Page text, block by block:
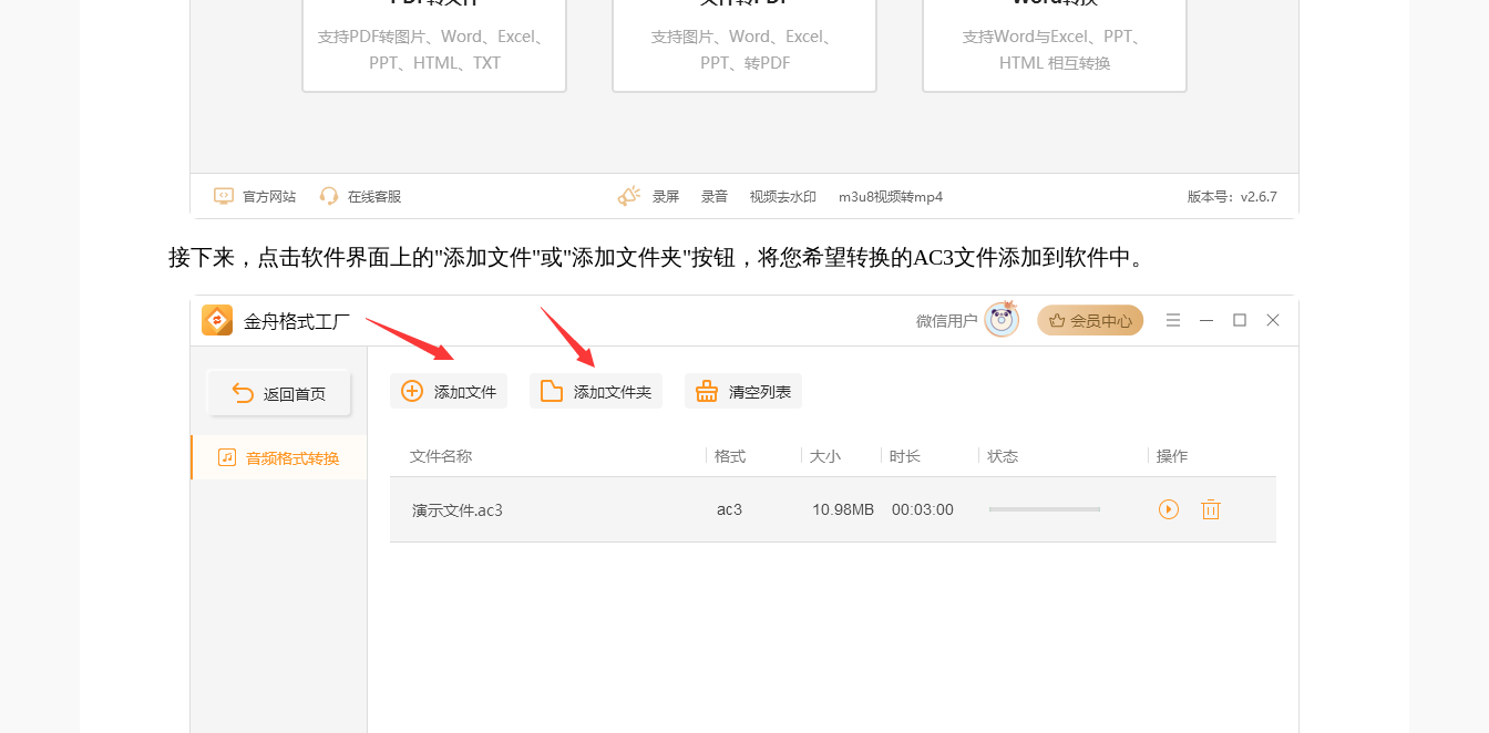
接下来，点击软件界面上的"添加文件"或"添加文件夹"按钮，将您希望转换的AC3文件添加到软件中。